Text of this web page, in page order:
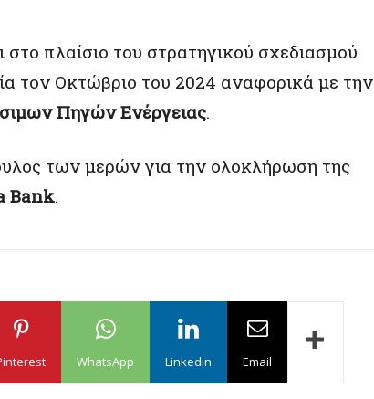
πλαίσιο του στρατηγικού σχεδιασμού
τον Οκτώβριο του 2024 αναφορικά με την
Πηγών Ενέργειας.
των μερών για την ολοκλήρωση της
Bank.
WhatsApp Linkedin Email